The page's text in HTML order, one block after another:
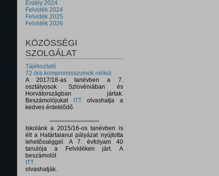
Erdély 2024
Felvidék 2024
Felvidék 2025
Felvidék 2026
KÖZÖSSÉGI
SZOLGÁLAT
Tájékoztató
72 óra kompromisszumok nélkül
A 2017/18-as tanévben a 7.
osztályosok Szlovéniában és
Horvátországban jártak.
Beszámolójukat
ITTolvashatja a
kedves érdeklődő.
Iskolánk a 2015/16-os tanévben is
élt a Határtalanul pályázat nyújtotta
lehetősséggel. A 7. évfolyam 40
tanulója a Felvidéken járt. A
beszámolót
ITT
olvashatják.